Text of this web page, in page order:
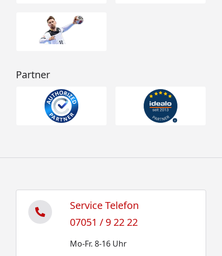
Partner
Service Telefon
07051 / 9 22 22
Mo-Fr. 8-16 Uhr